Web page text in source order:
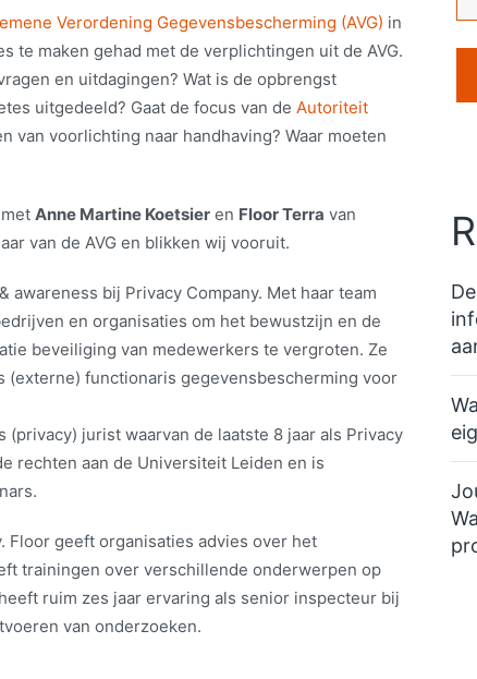
Verordening Gegevensbescherming (AVG) in
te maken gehad met de verplichtingen uit de AVG.
en uitdagingen? Wat is de opbrengst
uitgedeeld? Gaat de focus van de Autoriteit
van voorlichting naar handhaving? Waar moeten
Anne Martine Koetsier en Floor Terra van
van de AVG en blikken wij vooruit.
awareness bij Privacy Company. Met haar team
en organisaties om het bewustzijn en de
beveiliging van medewerkers te vergroten. Ze
(externe) functionaris gegevensbescherming voor
jurist waarvan de laatste 8 jaar als Privacy
rechten aan de Universiteit Leiden en is
Floor geeft organisaties advies over het
trainingen over verschillende onderwerpen op
ruim zes jaar ervaring als senior inspecteur bij
van onderzoeken.